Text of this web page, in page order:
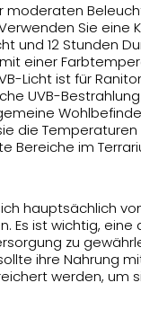
Sie eine
und 12 Stunden
einer
Licht ist für
UVB-
die
Bereiche im
hauptsächlich
Es ist wichtig,
zu
ihre Nahrung
werden, um